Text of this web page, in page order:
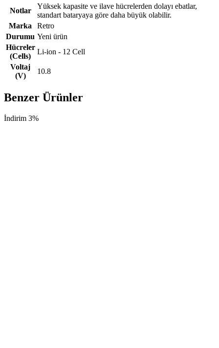
Notlar
Yüksek kapasite ve ilave hücrelerden dolayı ebatlar,
standart bataryaya göre daha büyük olabilir.
Marka
Retro
Durumu Yeni ürün
Hücreler
(Cells)
Li-ion - 12 Cell
Voltaj
(V)
10.8
Benzer Ürünler
İndirim 3%